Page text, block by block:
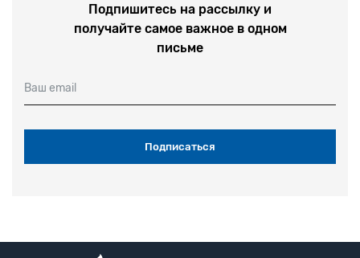
Подпишитесь на рассылку и
получайте самое важное в одном
письме
Ваш email